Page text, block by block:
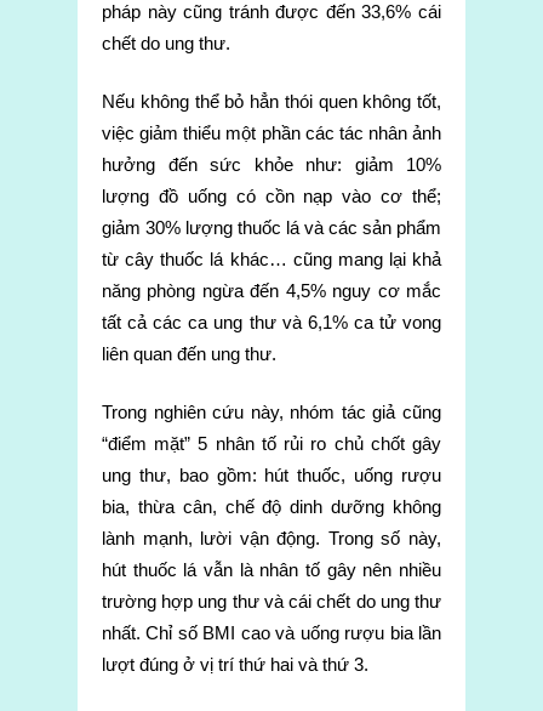
pháp này cũng tránh được đến 33,6% cái
chết do ung thư.
Nếu không thể bỏ hẳn thói quen không tốt,
việc giảm thiểu một phần các tác nhân ảnh
hưởng đến sức khỏe như: giảm 10%
lượng đồ uống có cồn nạp vào cơ thể;
giảm 30% lượng thuốc lá và các sản phẩm
từ cây thuốc lá khác… cũng mang lại khả
năng phòng ngừa đến 4,5% nguy cơ mắc
tất cả các ca ung thư và 6,1% ca tử vong
liên quan đến ung thư.
Trong nghiên cứu này, nhóm tác giả cũng
“điểm mặt” 5 nhân tố rủi ro chủ chốt gây
ung thư, bao gồm: hút thuốc, uống rượu
bia, thừa cân, chế độ dinh dưỡng không
lành mạnh, lười vận động. Trong số này,
hút thuốc lá vẫn là nhân tố gây nên nhiều
trường hợp ung thư và cái chết do ung thư
nhất. Chỉ số BMI cao và uống rượu bia lần
lượt đúng ở vị trí thứ hai và thứ 3.